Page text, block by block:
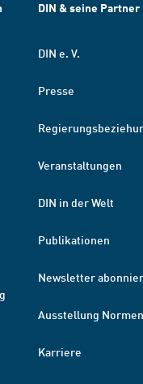
DIN & seine Partner
DIN e. V.
Presse
Veranstaltungen
DIN in der Welt
Publikationen
Newsletter
Ausstellung
Karriere